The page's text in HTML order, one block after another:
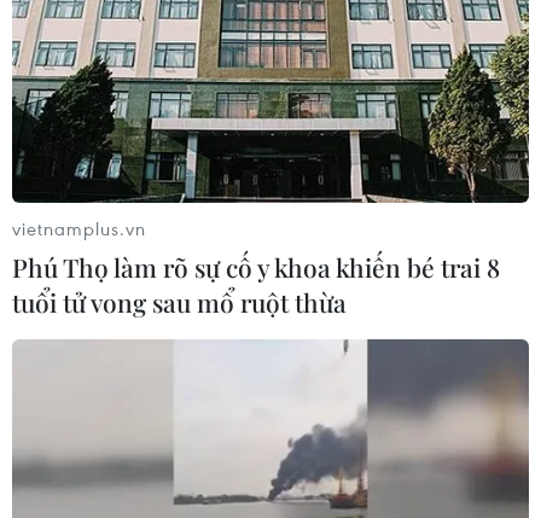
vietnamplus.vn
Phú Thọ làm rõ sự cố y khoa khiến bé trai 8
tuổi tử vong sau mổ ruột thừa